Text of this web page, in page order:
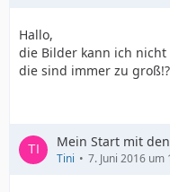
Hallo,
die Bilder kann ich
die sind immer zu groß!?
Mein Start mit
Tini 7. Juni 2016 um